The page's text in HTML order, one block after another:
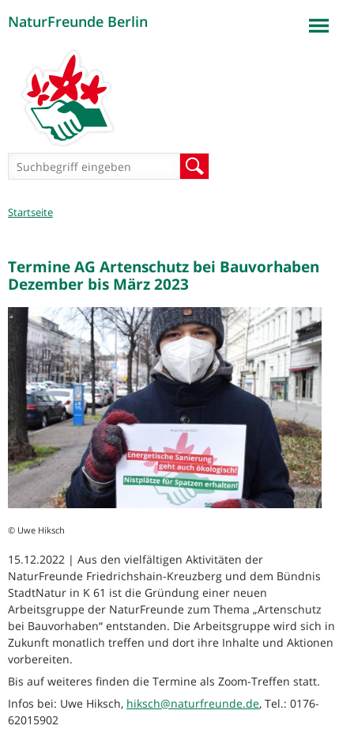
NaturFreunde Berlin
Suchformular
Sie
Startseite
Termine AG Artenschutz bei Bauvorhaben
Dezember bis März 2023
© Uwe Hiksch
15.12.2022 | Aus den vielfältigen Aktivitäten der
NaturFreunde Friedrichshain-Kreuzberg und dem Bündnis
StadtNatur in K 61 ist die Gründung einer neuen
Arbeitsgruppe der NaturFreunde zum Thema „Artenschutz
bei Bauvorhaben“ entstanden. Die Arbeitsgruppe wird sich in
Zukunft monatlich treffen und dort ihre Inhalte und Aktionen
vorbereiten.
Bis auf weiteres finden die Termine als Zoom-Treffen statt.
Infos bei: Uwe Hiksch, hiksch@naturfreunde.de, Tel.: 0176-
62015902